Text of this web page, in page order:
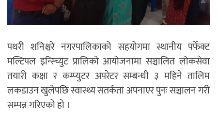
पथरी शनिश्चरे नगरपालिकाको सहयोगमा स्थानीय पर्फेक्ट
मल्टिपल इन्स्च्यिुट प्रालिको आयोजनामा सञ्चालित लोकसेवा
तयारी कक्षा र कम्प्युटर अपरेटर सम्बन्धी ३ महिने तालिम
लकडाउन खुलेपछि स्वास्थ्य सतर्कता अपनाएर पुनः सञ्चालन गरी
सम्पन्न गरिएको हो ।